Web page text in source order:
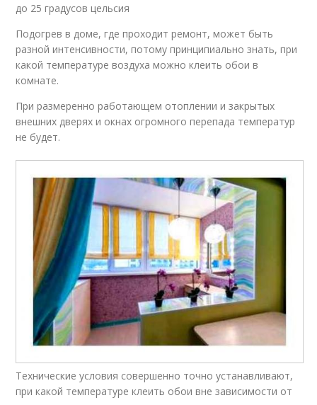
до 25 градусов цельсия
Подогрев в доме, где проходит ремонт, может быть
разной интенсивности, потому принципиально знать, при
какой температуре воздуха можно клеить обои в
комнате.
При размеренно работающем отоплении и закрытых
внешних дверях и окнах огромного перепада температур
не будет.
Технические условия совершенно точно устанавливают,
при какой температуре клеить обои вне зависимости от